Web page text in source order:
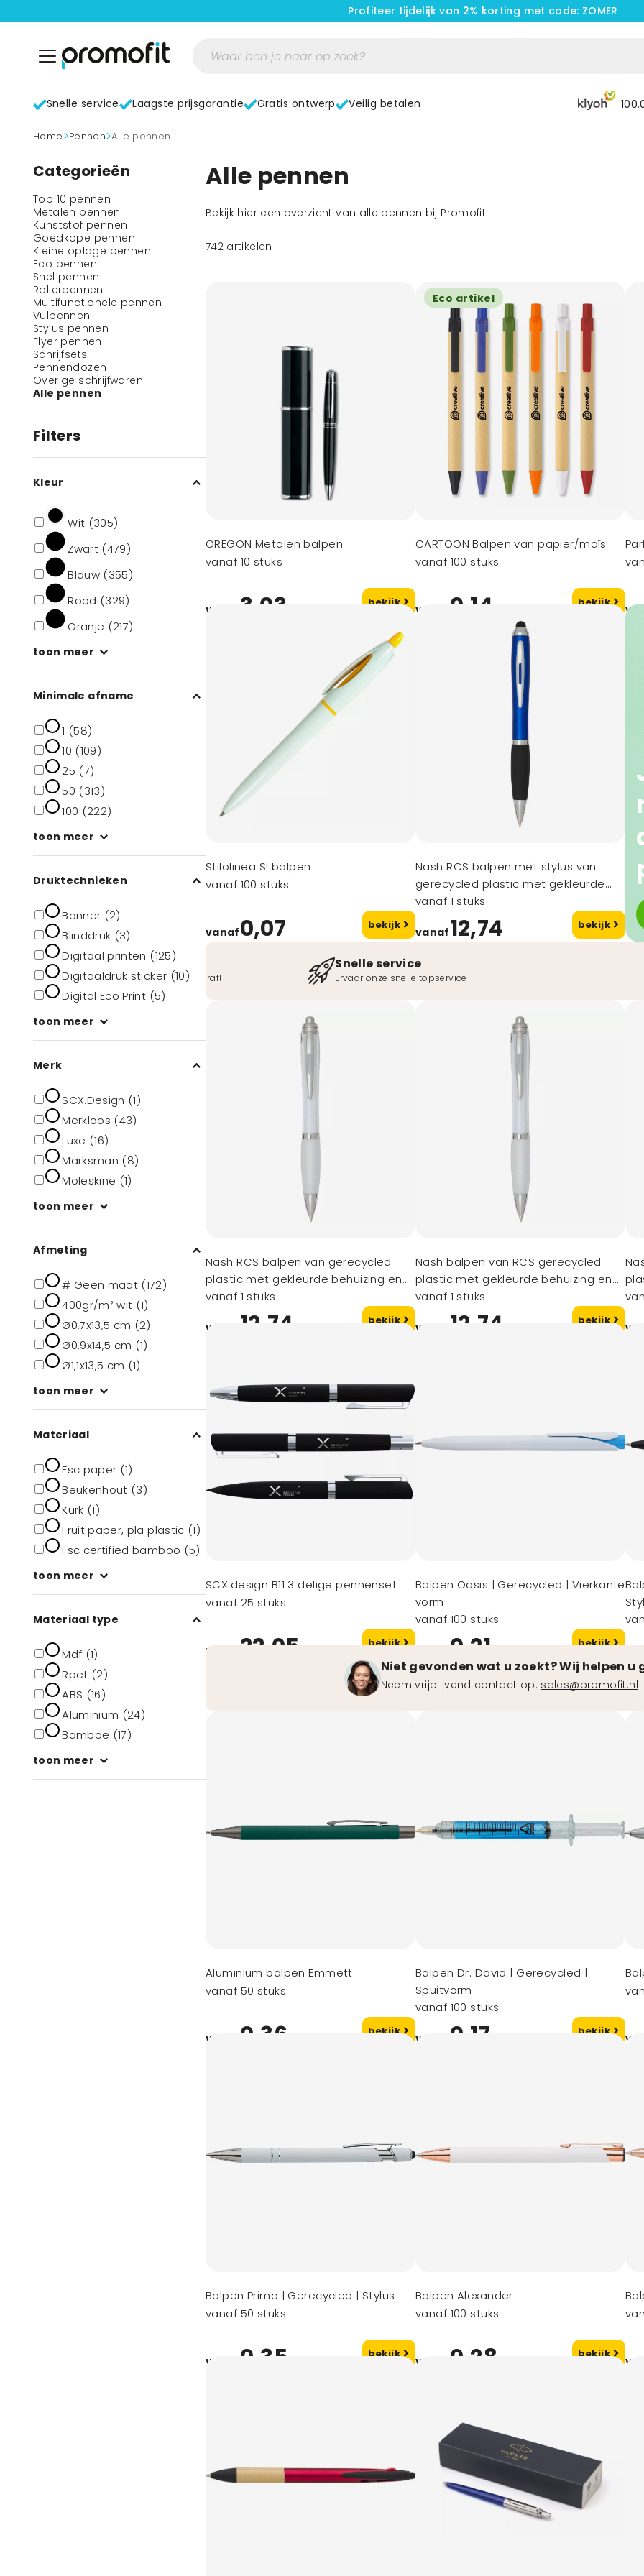
Profiteer tijdelijk van 2% korting met code: ZOMER
Snelle service Laagste prijsgarantie Gratis ontwerp Veilig betalen
home> Pennen> Alle pennen
Categorieën
Top 10 pennen
Metalen pennen
Kunststof pennen
Goedkope pennen
Kleine oplage pennen
Eco pennen
Snel pennen
Rollerpennen
Multifunctionele pennen
Vulpennen
Stylus pennen
Flyer pennen
Schrijfsets
Pennendozen
Overige schrijfwaren
Alle pennen
Filters
Kleur
Wit (305)
Zwart (479)
Blauw (355)
Rood (329)
Oranje (217)
toon meer
Minimale afname
1 (58)
10 (109)
25 (7)
50 (313)
100 (222)
toon meer
Druktechnieken
Banner (2)
Blinddruk (3)
Digitaal printen (125)
Digitaaldruk sticker (10)
Digital Eco Print (5)
toon meer
Merk
SCX.Design (1)
Merkloos (43)
Luxe (16)
Marksman (8)
Moleskine (1)
toon meer
Afmeting
# Geen maat (172)
400gr/m² wit (1)
Ø0,7x13,5 cm (2)
Ø0,9x14,5 cm (1)
Ø1,1x13,5 cm (1)
toon meer
Materiaal
Fsc paper (1)
Beukenhout (3)
Kurk (1)
Fruit paper, pla plastic (1)
Fsc certified bamboo (5)
toon meer
Materiaal type
Mdf (1)
Rpet (2)
ABS (16)
Aluminium (24)
Bamboe (17)
toon meer
Alle pennen
Bekijk hier een overzicht van alle pennen bij Promofit.
742 artikelen
OREGON Metalen balpen
vanaf 10 stuks
vanaf 3,03 bekijk
Eco artikel
CARTOON Balpen van papier/maïs
vanaf 100 stuks
vanaf 0,14 bekijk
Stilolinea S! balpen
vanaf 100 stuks
vanaf0,07 bekijk
Nash RCS balpen met stylus van
gerecycled plastic met gekleurde
behuizing en zwarte grip (zwarte inkt)
vanaf 1 stuks
vanaf12,74 bekijk
Snelle service
Ervaar onze snelle topservice
Veilig betalen
O.a. iDeal, Bancontact, ook achteraf!
Nash RCS balpen van gerecycled
plastic met gekleurde behuizing en
grip (zwarte inkt)
vanaf 1 stuks
vanaf 12,74 bekijk
Nash balpen van RCS gerecycled
plastic met gekleurde behuizing en
grip (blauwe inkt)
vanaf 1 stuks
vanaf 12,74 bekijk
SCX.design B11 3 delige pennenset
vanaf 25 stuks
vanaf 22,05 bekijk
Balpen Oasis | Gerecycled | Vierkante
vorm
vanaf 100 stuks
0,21 bekijk
Niet gevonden wat u zoekt? Wij helpen u
Neem vrijblijvend contact op: sales@promofit.nl
Aluminium balpen Emmett
vanaf 50 stuks
vanaf 0,36 bekijk
Balpen Dr. David | Gerecycled |
Spuitvorm
vanaf 100 stuks
vanaf 0,17 bekijk
Balpen Primo | Gerecycled | Stylus
vanaf 50 stuks
vanaf 0,35 bekijk
Balpen Alexander
vanaf 100 stuks
vanaf 0,28 bekijk